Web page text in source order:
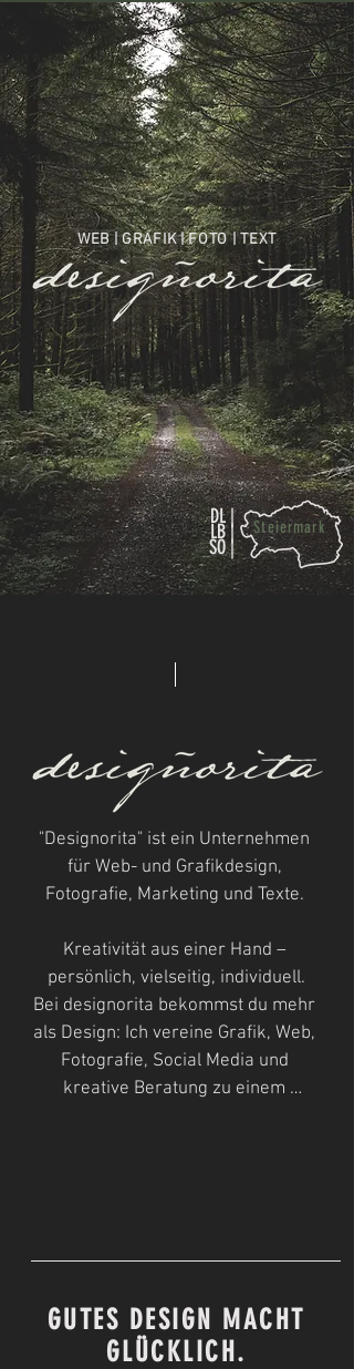
WEB | GRAFIK | FOTO | TEXT
DL |
LB |
SO |
Steiermark
"Designorita" ist ein Unternehmen
für Web- und Grafikdesign,
Fotografie, Marketing und Texte.
Kreativität aus einer Hand –
persönlich, vielseitig, individuell.
Bei designorita bekommst du mehr
als Design: Ich vereine Grafik, Web,
Fotografie, Social Media und
kreative Beratung zu einem
macht. Mit einem Auge fürs Detail,
Leidenschaft für Gestaltung.
GUTES DESIGN MACHT
GLÜCKLICH.